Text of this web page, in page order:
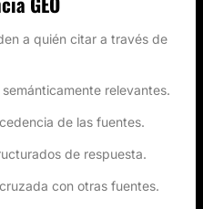
a quién citar a través de
relevantes.
de las fuentes.
de respuesta.
con otras fuentes.